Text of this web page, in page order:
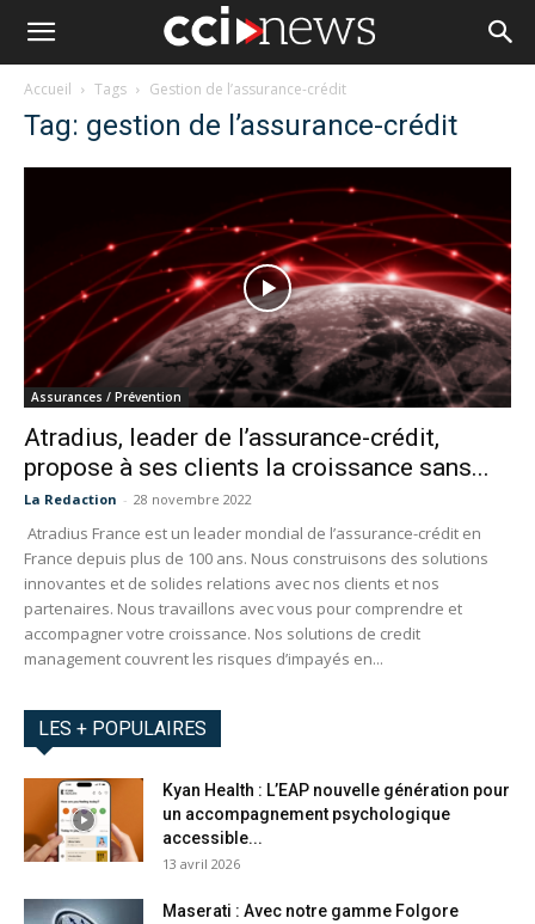
Accueil Tags Gestion de l’assurance-crédit
Tag: gestion de l’assurance-crédit
Assurances / Prévention
Atradius, leader de l’assurance-crédit,
propose à ses clients la croissance sans...
La Redaction - 28 novembre 2022
Atradius France est un leader mondial de l’assurance-crédit en
France depuis plus de 100 ans. Nous construisons des solutions
innovantes et de solides relations avec nos clients et nos
partenaires. Nous travaillons avec vous pour comprendre et
accompagner votre croissance. Nos solutions de credit
management couvrent les risques d’impayés en...
LES + POPULAIRES
Kyan Health : L’EAP nouvelle génération pour
un accompagnement psychologique
accessible...
13 avril 2026
Maserati : Avec notre gamme Folgore